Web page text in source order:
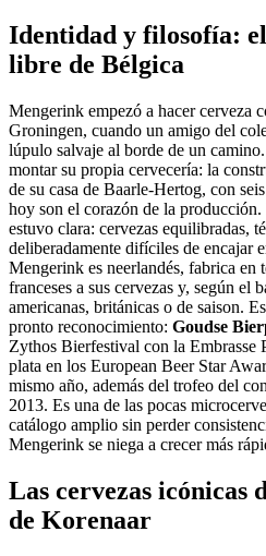
Identidad y filosofía:
libre de Bélgica
Mengerink empezó a hacer cerveza
Groningen, cuando un amigo del
lúpulo salvaje al borde de un
montar su propia cervecería: la
de su casa de Baarle-Hertog, con
hoy son el corazón de la
estuvo clara: cervezas equilibradas,
deliberadamente difíciles de encajar
Mengerink es neerlandés, fabrica en
franceses a sus cervezas y, según el
americanas, británicas o de saison.
pronto reconocimiento: Goudse
Zythos Bierfestival con la Embrasse
plata en los European Beer Star
mismo año, además del trofeo del
2013. Es una de las pocas
catálogo amplio sin perder
Mengerink se niega a crecer más
Las cervezas icónicas
de Korenaar